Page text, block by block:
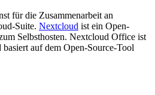
für die Zusammenarbeit an
Suite. Nextcloud ist ein Open-
Selbsthosten. Nextcloud Office ist
auf dem Open-Source-Tool